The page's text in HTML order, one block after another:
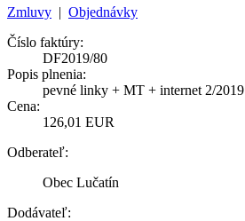
Zmluvy | Objednávky
Číslo faktúry:
DF2019/80
Popis plnenia:
pevné linky + MT + internet 2/2019
Cena:
126,01 EUR
Odberateľ:
Obec Lučatín
Dodávateľ: